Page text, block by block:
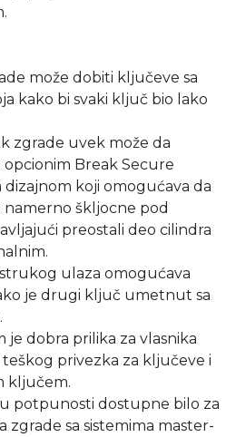
može dobiti ključeve sa
kako bi svaki ključ bio lako
zgrade uvek može da
opcionim Break Secure
dizajnom koji omogućava da
škljocne pod
preostali deo cilindra
ulaza omogućava
je drugi ključ umetnut sa
je dobra prilika za vlasnika
privezka za ključeve i
ključem.
potpunosti dostupne bilo za
zgrade sa sistemima master-